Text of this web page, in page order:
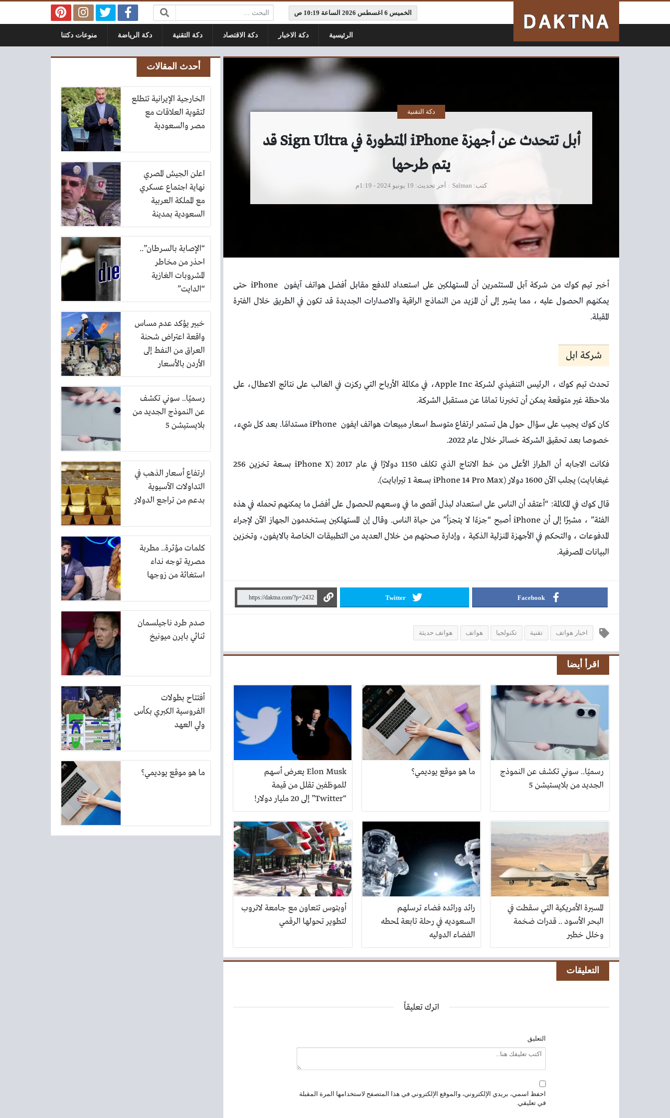
الخميس 6 اغسطس 2026 الساعة 10:19 ص البحث:
الرئيسية دكة الاخبار دكة الاقتصاد دكة التقنية دكة الرياضة منوعات دكتنا
أبل تتحدث عن أجهزة iPhone المتطورة في Sign Ultra قد
يتم طرحها
كتب Salman
دكة التقنية
آخر تحديث 19 يونيو 2024 - 1:19م
أخبر تيم كوك من شركة آبل المستثمرين أن المستهلكين على استعداد للدفع مقابل أفضل هواتف آيفون iPhone حتى
يمكنهم الحصول عليه ، مما يشير إلى أن المزيد من النماذج الراقية والاصدارات الجديدة قد تكون في الطريق خلال الفترة
المقبلة.
شركة ابل
تحدث تيم كوك ، الرئيس التنفيذي لشركة Apple Inc، في مكالمة الأرباح التي ركزت في الغالب على نتائج الاعطال، على
ملاحظة غير متوقعة يمكن أن تخبرنا تمامًا عن مستقبل الشركة.
كان كوك يجيب على سؤال حول هل تستمر ارتفاع متوسط ​​اسعار مبيعات هواتف ايفون iPhone مستدامًا. بعد كل شيء،
خصوصا بعد تحقيق الشركة خسائر خلال عام 2022.
فكانت الاجابه أن الطراز الأعلى من خط الانتاج الذي تكلف 1150 دولارًا في عام 2017 (iPhone X بسعة تخزين 256
غيغابايت) يجلب الآن 1600 دولار (iPhone 14 Pro Max بسعة 1 تيرابايت).
قال كوك في المكالمة: “أعتقد أن الناس على استعداد لبذل أقصى ما في وسعهم للحصول على أفضل ما يمكنهم تحمله في هذه
الفئة” ، مشيرًا إلى أن iPhone أصبح “جزءًا لا يتجزأ” من حياة الناس. وقال إن المستهلكين يستخدمون الجهاز الآن لإجراء
المدفوعات ، والتحكم في الأجهزة المنزلية الذكية ، وإدارة صحتهم من خلال العديد من التطبيقات الخاصة بالايفون، وتخزين
البيانات المصرفية.
Facebook
Twitter
اخبار هواتف تقنية تكنولجيا هواتف هواتف حديثة
اقرأ أيضا
رسميًا.. سوني تكشف عن النموذج
الجديد من بلايستيشن 5
ما هو موقع يوديمي؟
Elon Musk يعرض أسهم
للموظفين تقلل من قيمة
“Twitter” إلى 20 مليار دولار!
المسيرة الأمريكية التي سقطت في
البحر الأسود .. قدرات ضخمة
وخلل خطير
رائد ورائده فضاء ترسلهم
السعوديه في رحلة تابعة لمحطه
الفضاء الدوليه
أوبتوس تتعاون مع جامعة لاتروب
لتطوير تحولها الرقمي
التعليقات
اترك تعليقاً
التعليق
احفظ اسمي، بريدي الإلكتروني، والموقع الإلكتروني في هذا المتصفح لاستخدامها المرة المقبلة
في تعليقي.
أحدث المقالات
الخارجية الإيرانية تتطلع
لتقوية العلاقات مع
مصر والسعودية
اعلن الجيش المصري
نهاية اجتماع عسكري
مع المملكة العربية
السعودية بمدينة
الرياض
“الإصابة بالسرطان”..
احذر من مخاطر
المشروبات الغازية
“الدايت”
خبير يؤكد عدم مساس
واقعة اعتراض شحنة
العراق من النفط إلى
الأردن بالأسعار
رسميًا.. سوني تكشف
عن النموذج الجديد من
بلايستيشن 5
ارتفاع أسعار الذهب في
التداولات الآسيوية
بدعم من تراجع الدولار
كلمات مؤثرة.. مطربة
مصرية توجه نداء
استغاثة من زوجها
صدم طرد ناجيلسمان
ثنائي بايرن ميونيخ
أفتتاح بطولات
الفروسية الكبري بكأس
ولي العهد
ما هو موقع يوديمي؟